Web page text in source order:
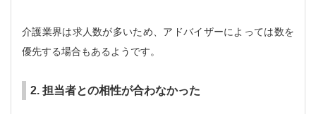
介護業界は求人数が多いため、アドバイザーによっては数を
優先する場合もあるようです。
2. 担当者との相性が合わなかった